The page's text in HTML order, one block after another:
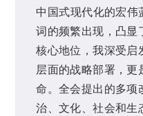
中国式现代化的宏伟
词的频繁出现，凸显
核心地位，我深受启
层面的战略部署，更
命。全会提出的多项
治、文化、社会和生